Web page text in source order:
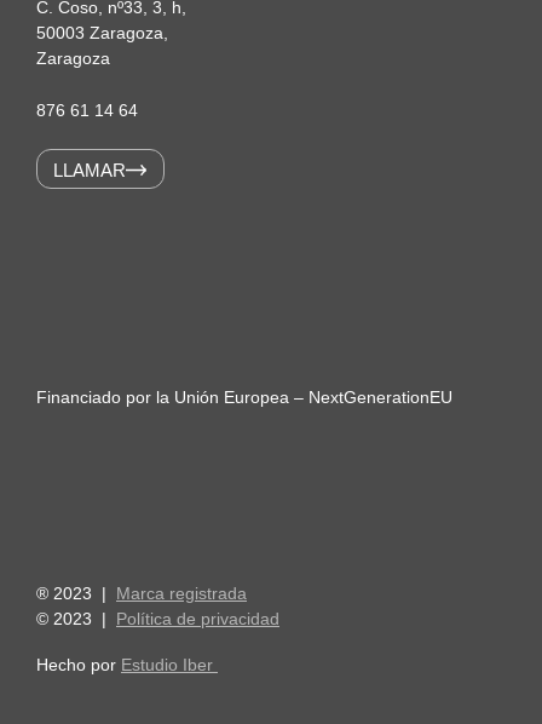
C. Coso, nº33, 3, h,
50003 Zaragoza,
Zaragoza
876 61 14 64
LLAMAR
Financiado por la Unión Europea – NextGenerationEU
® 2023 | Marca registrada
© 2023 | Política de privacidad
Hecho por Estudio Iber